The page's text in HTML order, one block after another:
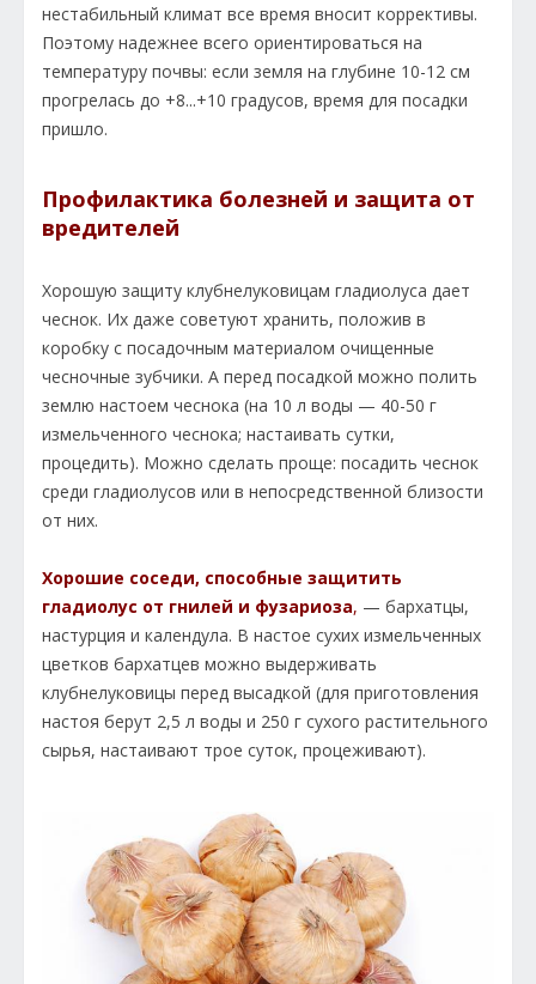
нестабильный климат все время вносит коррективы.
Поэтому надежнее всего ориентироваться на
температуру почвы: если земля на глубине 10-12 см
прогрелась до +8...+10 градусов, время для посадки
пришло.
Профилактика болезней и защита от
вредителей
Хорошую защиту клубнелуковицам гладиолуса дает
чеснок. Их даже советуют хранить, положив в
коробку с посадочным материалом очищенные
чесночные зубчики. А перед посадкой можно полить
землю настоем чеснока (на 10 л воды — 40-50 г
измельченного чеснока; настаивать сутки,
процедить). Можно сделать проще: посадить чеснок
среди гладиолусов или в непосредственной близости
от них.
Хорошие соседи, способные защитить
гладиолус от гнилей и фузариоза, — бархатцы,
настурция и календула. В настое сухих измельченных
цветков бархатцев можно выдерживать
клубнелуковицы перед высадкой (для приготовления
настоя берут 2,5 л воды и 250 г сухого растительного
сырья, настаивают трое суток, процеживают).